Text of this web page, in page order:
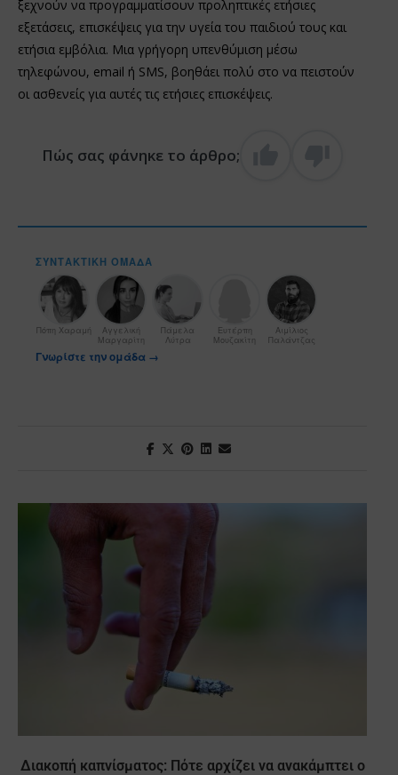
ξεχνούν να προγραμματίσουν προληπτικές ετήσιες
εξετάσεις, επισκέψεις για την υγεία του παιδιού τους και
ετήσια εμβόλια. Μια γρήγορη υπενθύμιση μέσω
τηλεφώνου, email ή SMS, βοηθάει πολύ στο να πειστούν
οι ασθενείς για αυτές τις ετήσιες επισκέψεις.
Πώς σας φάνηκε το άρθρο;
ΣΥΝΤΑΚΤΙΚΉ ΟΜΆΔΑ
Πόπη Χαραμή
Αγγελική
Μαργαρίτη
Πάμελα
Λύτρα
Ευτέρπη
Μουζακίτη
Αιμίλιος
Παλάντζας
Γνωρίστε την ομάδα →
Διακοπή καπνίσματος: Πότε αρχίζει να ανακάμπτει ο